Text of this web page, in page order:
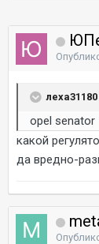
opel senatоr
какой
да вредно-